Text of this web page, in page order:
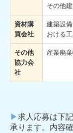
その他
資材購
買会社
建築設
おける
その他
協力会
社
産業廃
▶求人応募は下
承ります。内容